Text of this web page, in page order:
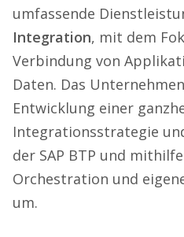
umfassende
Integration, mit dem
Verbindung von
Daten. Das
Entwicklung einer
Integrationsstrategie
der SAP BTP und
Orchestration und
um.